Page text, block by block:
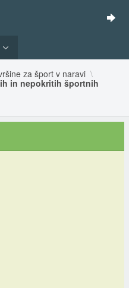
za šport v naravi
in nepokritih športnih